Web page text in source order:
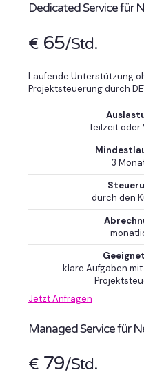
Dedicated Service für
€ 65/Std.
Laufende Unterstützung
Projektsteuerung durch
Teilzeit oder
3
durch den
klare Aufgaben
Jetzt Anfragen
Managed Service für
€ 79/Std.